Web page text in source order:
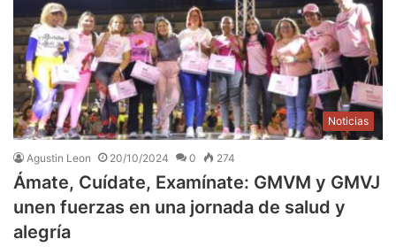
Noticias
Agustin Leon 20/10/2024 0 274
Ámate, Cuídate, Examínate: GMVM y GMVJ
unen fuerzas en una jornada de salud y
alegría